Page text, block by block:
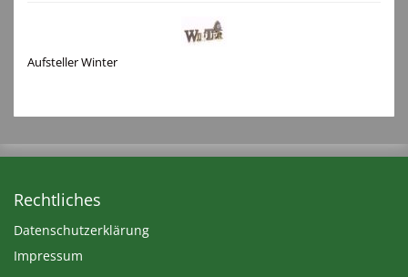
Aufsteller Winter
Rechtliches
Datenschutzerklärung
Impressum